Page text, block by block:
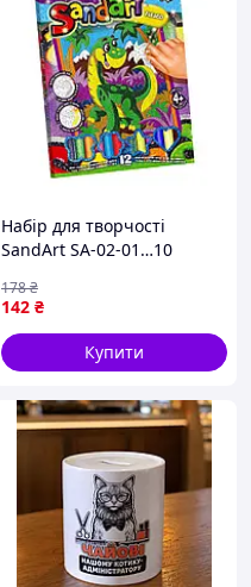
Набір для творчості
SandArt SA-02-01…10
impulse
142 ₴
178₴
Купити